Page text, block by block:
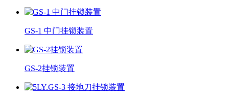
GS-1 中门挂锁装置
GS-2挂锁装置